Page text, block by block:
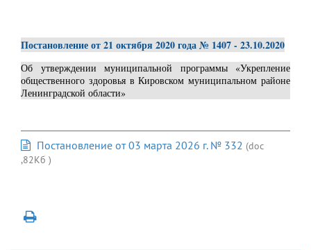
Постановление от 21 октября 2020 года № 1407 - 23.10.2020
Об утверждении муниципальной программы «Укрепление
общественного здоровья в Кировском муниципальном районе
Ленинградской области»
Постановление от 03 марта 2026 г. № 332 (doc
,82Кб )